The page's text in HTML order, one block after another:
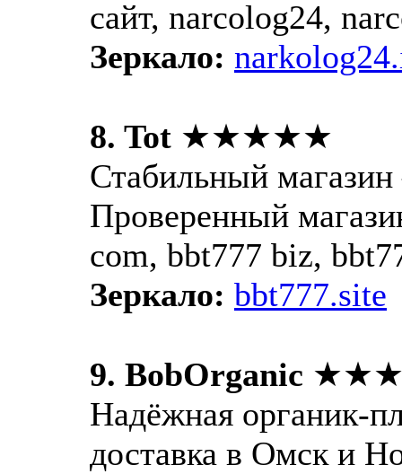
сайт, narcolog24,
Зеркало:
8. Tot ★★★★★
Стабильный
Проверенный
com, bbt777 biz,
Зеркало: bbt777.site
9. BobOrganic
Надёжная органик-
доставка в Омск и